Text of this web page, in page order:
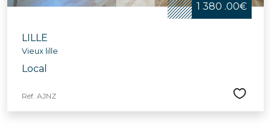
1 380 .00€
LILLE
Vieux lille
Local
Réf. AJNZ